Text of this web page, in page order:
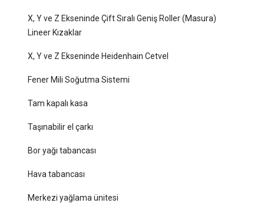
X, Y ve Z Ekseninde Çift Sıralı Geniş Roller (Masura)
Lineer Kızaklar
X, Y ve Z Ekseninde Heidenhain Cetvel
Fener Mili Soğutma Sistemi
Tam kapalı kasa
Taşınabilir el çarkı
Bor yağı tabancası
Hava tabancası
Merkezi yağlama ünitesi